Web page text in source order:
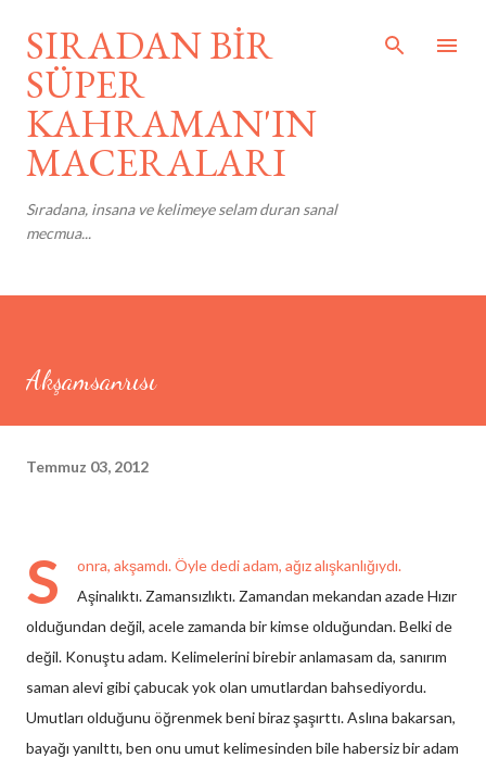
Ana içeriğe atla
SIRADAN BİR
SÜPER
KAHRAMAN'IN
MACERALARI
Sıradana, insana ve kelimeye selam duran sanal
mecmua...
Akşamsanrısı
Temmuz 03, 2012
S
onra, akşamdı. Öyle dedi adam, ağız alışkanlığıydı.
Aşinalıktı. Zamansızlıktı. Zamandan mekandan azade Hızır
olduğundan değil, acele zamanda bir kimse olduğundan. Belki de
değil. Konuştu adam. Kelimelerini birebir anlamasam da, sanırım
saman alevi gibi çabucak yok olan umutlardan bahsediyordu.
Umutları olduğunu öğrenmek beni biraz şaşırttı. Aslına bakarsan,
bayağı yanılttı, ben onu umut kelimesinden bile habersiz bir adam